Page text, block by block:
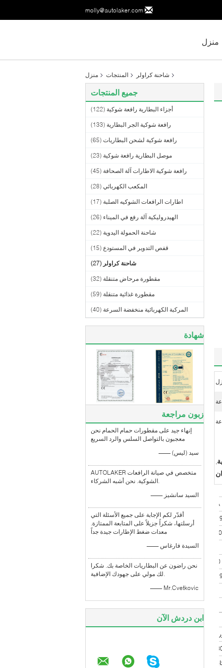
molly@autolaker.com
منزل
منزل المنتجات شاحنة كراولر
جميع المنتجات
أجزاء البطارية رافعة شوكية (122)
رافعة شوكية الجر البطارية (133)
رافعة شوكية لشحن البطاريات (65)
موصل البطارية رافعة شوكية (23)
رافعة شوكية الاطارات آلة الصحافة (45)
المكعب الكهربائي (28)
اطارات الرافعات الشوكيه الصلبة (17)
الهيدروليكية آلة رفع في الميناء (26)
شاحنة الحمولة اليدوية (22)
قفص التدوير في المستودع (15)
شاحنة كراولر (27)
مقطورة مرحاض متنقلة (32)
مقطورة غذائية متنقلة (59)
المركبة الكهربائية منخفضة السرعة (40)
شهادة
زبون مراجعة
إنهاء جيد على مقطورات حمام الحمام نحن
معجبون بالتواصل السلس والرد السريع
—— سيد (ليس)
AUTOLAKER متخصص في صيانة الرافعات
الشوكية. نحن أشبه الشركاء.
—— السيد سانشيز
أقدّر لكم الإجابة على جميع الأسئلة التي
أرسلتها، شكراً جزيلاً على المتابعة الممتازة.
معدات ضغط الإطارات جيدة جداً
—— السيدة فارغاس
نحن راضون عن البطاريات الخاصة بك. شكرا
لك مولي على جهودك الإضافية.
—— Mr.Cvetkovic
ابن دردش الآن
,
GF1500A
8.5kw/
1500 كجم
850ملم
الوقوف